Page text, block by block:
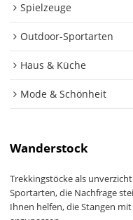
Spielzeuge
Outdoor-Sportarten
Haus & Küche
Mode & Schönheit
Wanderstock
Trekkingstöcke als
Sportarten, die Nachfrage
Ihnen helfen, die Stangen